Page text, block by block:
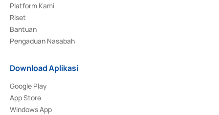
Platform Kami
Riset
Bantuan
Pengaduan Nasabah
Download Aplikasi
Google Play
App Store
Windows App